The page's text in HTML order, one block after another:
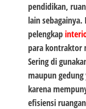
pendidikan,
lain
pelengkap
para kontraktor
Sering di
maupun
karena
efisiensi